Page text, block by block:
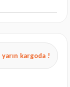
yarın kargoda !